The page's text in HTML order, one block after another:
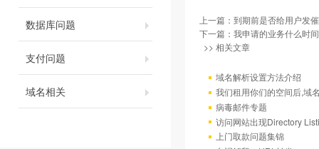
数据库问题
支付问题
域名相关
上一篇： 到期前是否给用户发
下一篇： 我申请的业务什么时
>> 相关文章
域名解析设置方法介绍
我们租用你们的空间后,域
病毒邮件专题
访问网站出现Directory
上门取款问题集锦